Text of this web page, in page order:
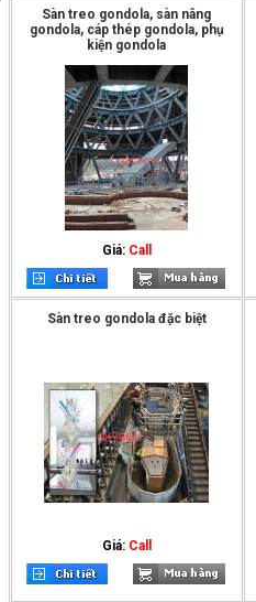
Sàn treo gondola, sàn nâng
gondola, cáp thép gondola, phụ
kiện gondola
Giá: Call
Sàn treo gondola đặc biệt
Giá: Call